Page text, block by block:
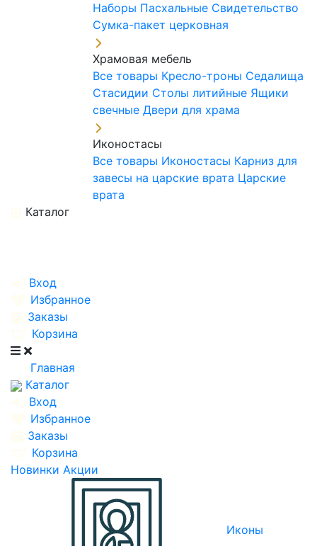
Наборы Пасхальные Свидетельство
Сумка-пакет церковная
Храмовая мебель
Все товары Кресло-троны Седалища
Стасидии Столы литийные Ящики
свечные Двери для храма
Иконостасы
Все товары Иконостасы Карниз для
завесы на царские врата Царские
врата
Каталог
Вход
Избранное
Заказы
Корзина
Главная
Каталог
Вход
Избранное
Заказы
Корзина
Новинки Акции
Иконы